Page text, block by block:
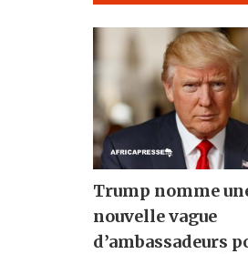
Trump nomme
nouvelle vague
d’ambassadeurs